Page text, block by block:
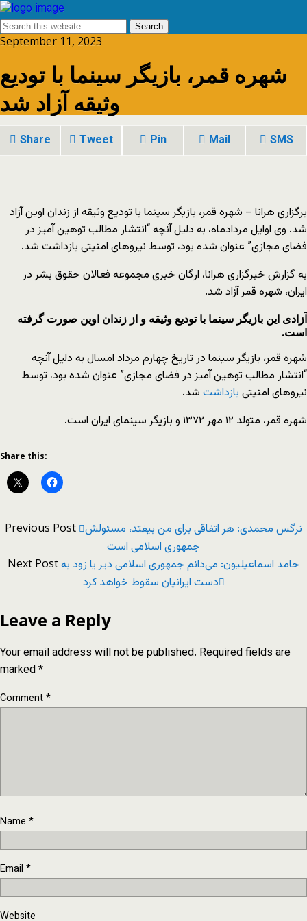
September 11, 2023
شهره قمر، بازیگر سینما با تودیع
وثیقه آزاد شد
Share Tweet Pin Mail SMS
برگزاری هرانا – شهره قمر، بازیگر سینما با تودیع وثیقه از زندان اوین آزاد
شد. وی اوایل مردادماه، به دلیل آنچه “انتشار مطالب توهین‌ آمیز در
فضای مجازی” عنوان شده بود، توسط نیروهای امنیتی بازداشت شد.
به گزارش خبرگزاری هرانا، ارگان خبری مجموعه فعالان حقوق بشر در
ایران، شهره قمر آزاد شد.
آزادی این بازیگر سینما با تودیع وثیقه و از زندان اوین صورت گرفته
است.
شهره قمر، بازیگر سینما در تاریخ چهارم مرداد امسال به دلیل آنچه
“انتشار مطالب توهین‌ آمیز در فضای مجازی” عنوان شده بود، توسط
نیروهای امنیتی بازداشت شد.
شهره قمر، متولد ۱۲ مهر ۱۳۷۲ و بازیگر سینمای ایران است.
Share this:
Previous Post نرگس محمدی: هر اتفاقی برای من بیفتد، مسئولش
جمهوری اسلامی است
Next Postحامد اسماعیلیون: می‌دانم جمهوری اسلامی دیر یا زود به
دست ایرانیان سقوط خواهد کرد
Leave a Reply
Your email address will not be published. Required fields are
marked*
Comment*
Name *
Email *
Website